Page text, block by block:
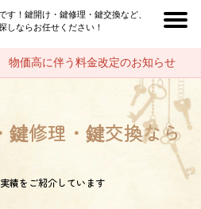
す！鍵開け・鍵修理・鍵交換など、
しならお任せください！
価高に伴う料金改定のお知らせ
鍵修理・鍵交換なら
績をご紹介しています